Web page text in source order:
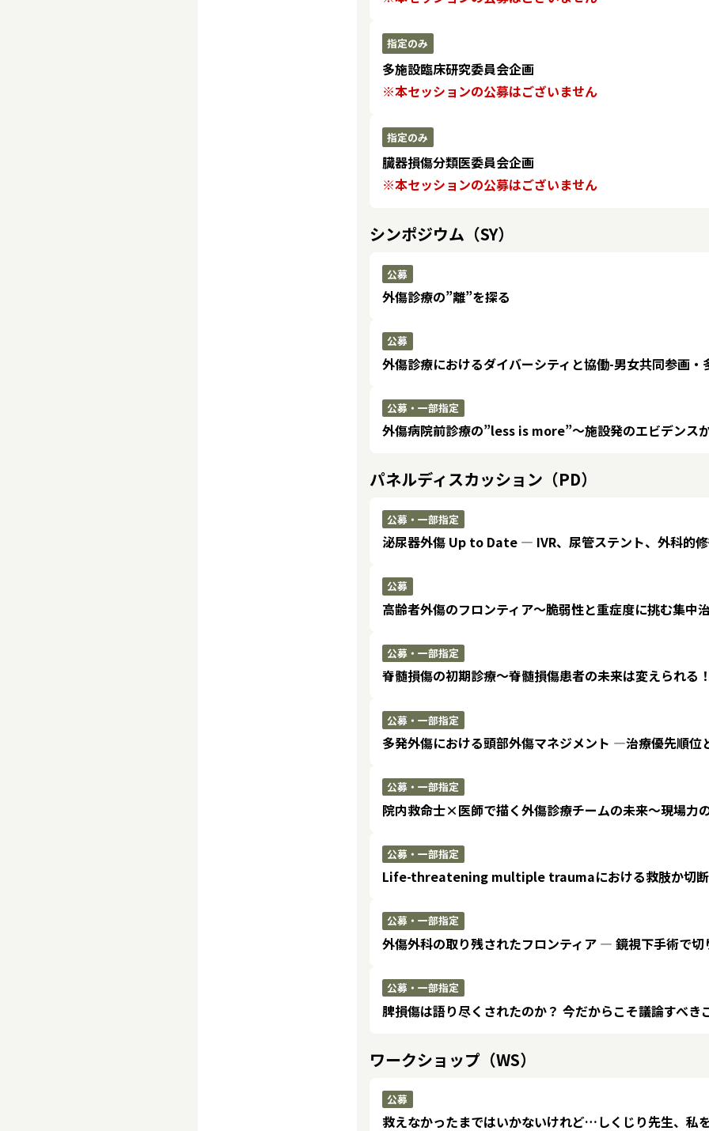
指定のみ
多施設臨床研究委員会企画
※本セッションの公募はございません
指定のみ
臓器損傷分類医委員会企画
※本セッションの公募はございません
シンポジウム（SY）
公募
外傷診療の”離”を探る
公募
外傷診療におけるダイバーシティと協働-男女共同参画・
公募・一部指定
外傷病院前診療の”less is more”〜施設発のエビデンス
パネルディスカッション（PD）
公募・一部指定
泌尿器外傷 Up to Date ― IVR、尿管ステント、外科的
公募
高齢者外傷のフロンティア〜脆弱性と重症度に挑む集中
公募・一部指定
脊髄損傷の初期診療〜脊髄損傷患者の未来は変えられる
公募・一部指定
多発外傷における頭部外傷マネジメント ―治療優先順
公募・一部指定
院内救命士×医師で描く外傷診療チームの未来〜現場力
公募・一部指定
Life-threatening multiple traumaにおける救肢か切断
公募・一部指定
外傷外科の取り残されたフロンティア ― 鏡視下手術で切
公募・一部指定
脾損傷は語り尽くされたのか？ 今だからこそ議論すべき
ワークショップ（WS）
公募
救えなかったまではいかないけれど…しくじり先生、私